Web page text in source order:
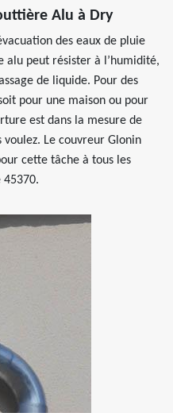
Alu à Dry
des eaux de pluie
alu peut résister à l’humidité,
de liquide. Pour des
pour une maison ou pour
est dans la mesure de
Le couvreur Glonin
cette tâche à tous les